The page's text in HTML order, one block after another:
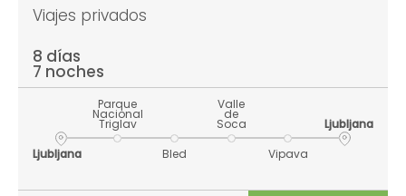
Viajes privados
8 días
7 noches
Ljubljana
Parque
Nacional
Triglav
Bled
Valle
de
Soca
Vipava
Ljubljana